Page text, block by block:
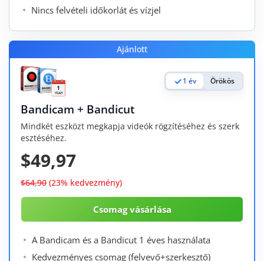
Nincs felvételi időkorlát és vízjel
Ajánlott
Bandicam + Bandicut
Mindkét eszközt megkapja videók rögzítéséhez és szerk
esztéséhez.
1 év Örökös
$49,97
$64,90 (23% kedvezmény)
A Bandicam és a Bandicut 1 éves használata
Kedvezményes csomag (felvevő+szerkesztő)